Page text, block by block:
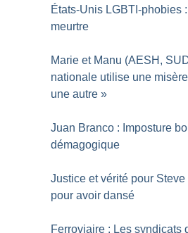
États-Unis LGBTI-phobies
meurtre
Marie et Manu (AESH,
nationale utilise une
une autre »
Juan Branco : Imposture
démagogique
Justice et vérité pour
pour avoir dansé
Ferroviaire : Les syndicats